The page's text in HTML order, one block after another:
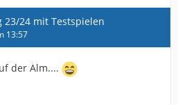
23/24 mit Testspielen
13:57
der Alm....